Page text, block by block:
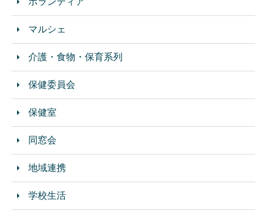
マルシェ
介護・食物・保育系列
保健委員会
保健室
同窓会
地域連携
学校生活